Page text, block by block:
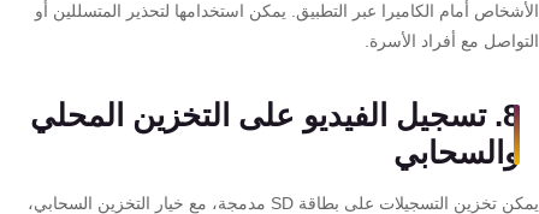
أمام الكاميرا عبر التطبيق. يمكن استخدامها لتحذير المتسللين أو
مع أفراد الأسرة.
8. تسجيل الفيديو على التخزين المحلي
والسحابي
يمكن تخزين التسجيلات على بطاقة SD مدمجة، مع خيار التخزين السحابي،